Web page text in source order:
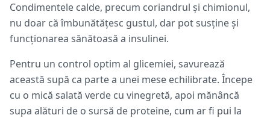
Condimentele calde, precum coriandrul și chimionul,
nu doar că îmbunătățesc gustul, dar pot susține și
funcționarea sănătoasă a insulinei.
Pentru un control optim al glicemiei, savurează
această supă ca parte a unei mese echilibrate. Începe
cu o mică salată verde cu vinegretă, apoi mănâncă
supa alături de o sursă de proteine, cum ar fi pui la